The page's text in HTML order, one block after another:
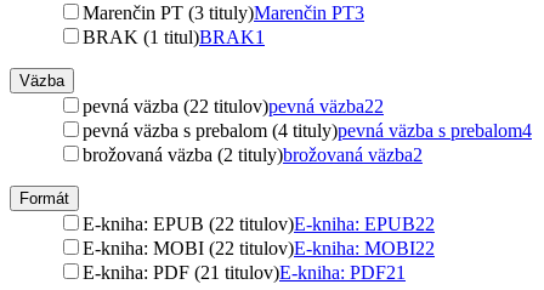
Marenčin PT (3 tituly)Marenčin PT3
BRAK (1 titul)BRAK1
Väzba
pevná väzba (22 titulov)pevná väzba22
pevná väzba s prebalom (4 tituly)pevná väzba s prebalom4
brožovaná väzba (2 tituly)brožovaná väzba2
Formát
E-kniha: EPUB (22 titulov)E-kniha: EPUB22
E-kniha: MOBI (22 titulov)E-kniha: MOBI22
E-kniha: PDF (21 titulov)E-kniha: PDF21